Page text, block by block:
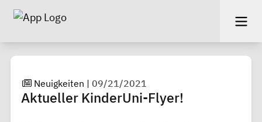
Neuigkeiten |09/21/2021
Aktueller KinderUni-Flyer!